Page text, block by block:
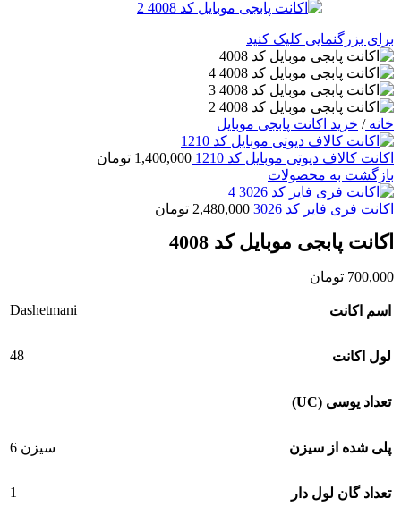
برای بزرگنمایی کلیک کنید
خانه/ خرید اکانت پابجی موبایل
اکانت کالاف دیوتی موبایل کد 1210 1,400,000 تومان
بازگشت به محصولات
اکانت فری فایر کد 3026 2,480,000 تومان
اکانت پابجی موبایل کد 4008
700,000 تومان
اسم اکانت Dashetmani
لول اکانت 48
تعداد یوسی (UC)
پلی شده از سیزن سیزن 6
تعداد گان لول دار 1